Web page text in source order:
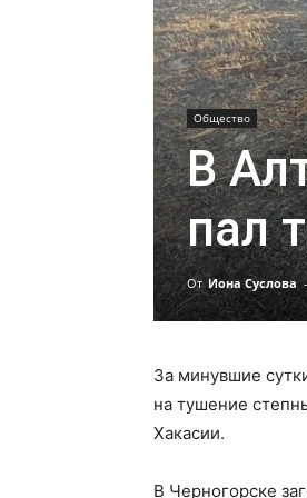
Общество
В
пал
От Иона Суслова -
За минувшие
на тушение
Хакасии.
В Черногорске